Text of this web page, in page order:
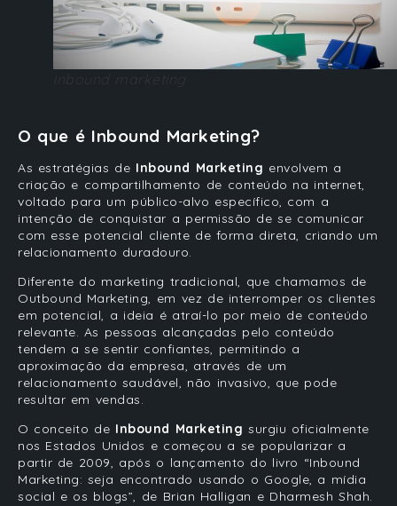
inbound marketing
O que é Inbound Marketing?
As estratégias de Inbound Marketing envolvem a
criação e compartilhamento de conteúdo na internet,
voltado para um público-alvo específico, com a
intenção de conquistar a permissão de se comunicar
com esse potencial cliente de forma direta, criando um
relacionamento duradouro.
Diferente do marketing tradicional, que chamamos de
Outbound Marketing, em vez de interromper os clientes
em potencial, a ideia é atraí-lo por meio de conteúdo
relevante. As pessoas alcançadas pelo conteúdo
tendem a se sentir confiantes, permitindo a
aproximação da empresa, através de um
relacionamento saudável, não invasivo, que pode
resultar em vendas.
O conceito de Inbound Marketing surgiu oficialmente
nos Estados Unidos e começou a se popularizar a
partir de 2009, após o lançamento do livro “Inbound
Marketing: seja encontrado usando o Google, a mídia
social e os blogs”, de Brian Halligan e Dharmesh Shah.